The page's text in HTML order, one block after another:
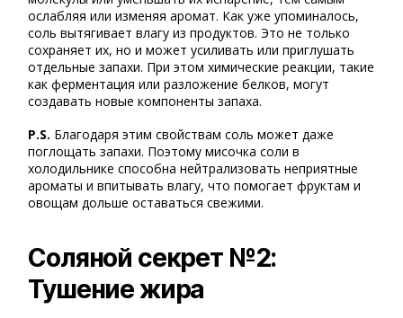
ослабляя или изменяя аромат. Как уже упоминалось,
соль вытягивает влагу из продуктов. Это не только
сохраняет их, но и может усиливать или приглушать
отдельные запахи. При этом химические реакции, такие
как ферментация или разложение белков, могут
создавать новые компоненты запаха.
P.S. Благодаря этим свойствам соль может даже
поглощать запахи. Поэтому мисочка соли в
холодильнике способна нейтрализовать неприятные
ароматы и впитывать влагу, что помогает фруктам и
овощам дольше оставаться свежими.
Соляной секрет №2:
Тушение жира